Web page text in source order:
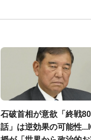
石破首相が意欲「終戦
話」は逆効果の可能性